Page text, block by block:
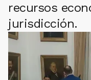
recursos
jurisdicción.